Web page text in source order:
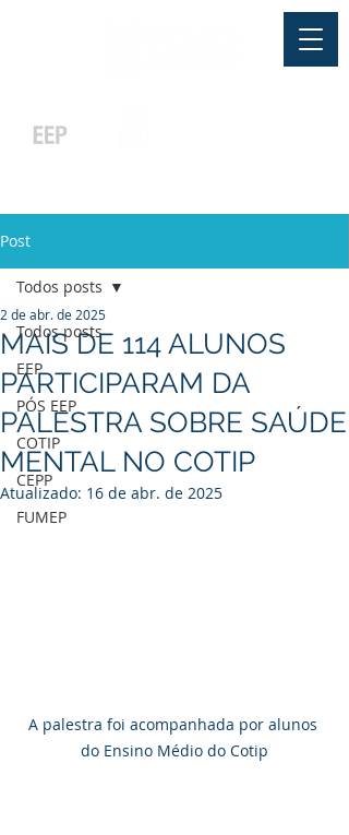
Post
Todos posts
EEP
PÓS EEP
COTIP
CEPP
FUMEP
Todos posts
MAIS DE 114 ALUNOS
PARTICIPARAM DA
PALESTRA SOBRE SAÚDE
MENTAL NO COTIP
2 de abr. de 2025
Atualizado: 16 de abr. de 2025
A palestra foi acompanhada por alunos
do Ensino Médio do Cotip